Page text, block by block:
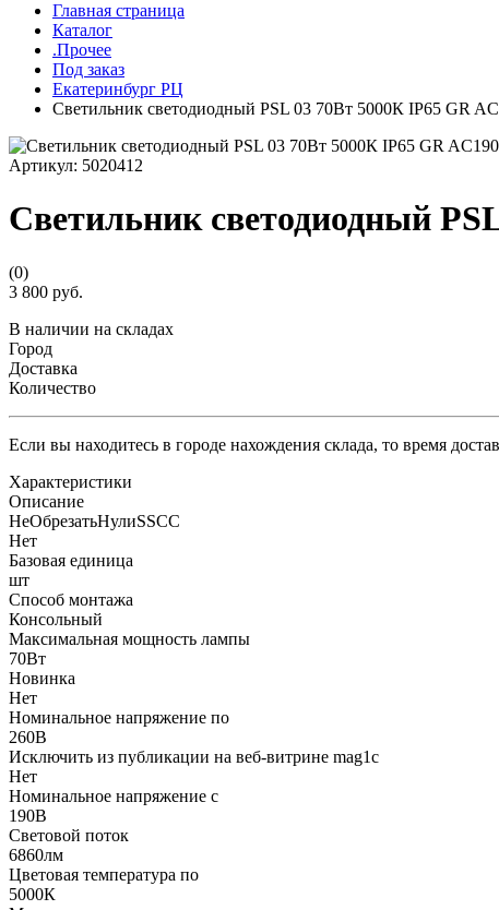
Главная страница
Каталог
.Прочее
Под заказ
Екатеринбург РЦ
Светильник светодиодный PSL 03 70Вт 5000К IP65 GR
Артикул: 5020412
Светильник светодиодный
(0)
3 800 руб.
В наличии на складах
Город
Доставка
Количество
Если вы находитесь в городе нахождения склада, то время
Характеристики
Описание
НеОбрезатьНулиSSCC
Нет
Базовая единица
шт
Способ монтажа
Консольный
Максимальная мощность лампы
70Вт
Новинка
Нет
Номинальное напряжение по
260В
Исключить из публикации на веб-витрине mag1c
Нет
Номинальное напряжение с
190В
Световой поток
6860лм
Цветовая температура по
5000К